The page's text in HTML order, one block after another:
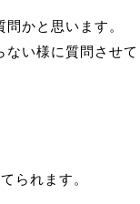
かと思います。
い様に質問させて
られます。